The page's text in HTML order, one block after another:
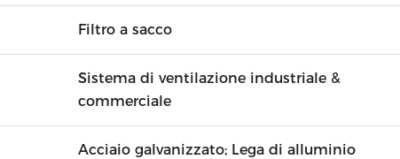
Filtro a sacco
Sistema di ventilazione industriale &
commerciale
Acciaio galvanizzato; Lega di alluminio